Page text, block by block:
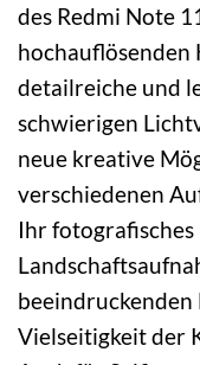
des Redmi Note
detailreiche und
schwierigen
neue kreative
verschiedenen
Ihr
Vielseitigkeit der